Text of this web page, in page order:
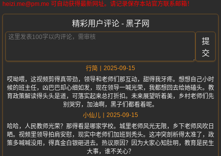
heizi.me@pm.me 可自动获得最新网址。请记录保存本站官方联系邮箱！
精彩用户评论 - 黑子网
提
交
行简
2025-09-15
哎呦喂，这视频剪得真带劲，领导和老师们那互动，甜得我牙疼。想想自己小时
候的班主任，凶巴巴却心细如发，现在领导一喊光荣，我都想回去给她磕头。教
育政策解读得头头是道，可落实起来总打折扣。未来展望听着美，乡村老师们先
别哭穷，加油啊，黑子们都看着呢。
小仙儿
2025-09-15
哈哈，人民教师光荣？那得看是哪家学校。城里老师风光无限，乡下老师风吹日
晒。视频里领导拍肩安慰，现实中老师们加班到秃头。这冲突剖析得太准了，政
策多喊喊没用，得真金白银砸进去。热议原因？因为大家心知肚明，教育是民生
大事，谁不关心？